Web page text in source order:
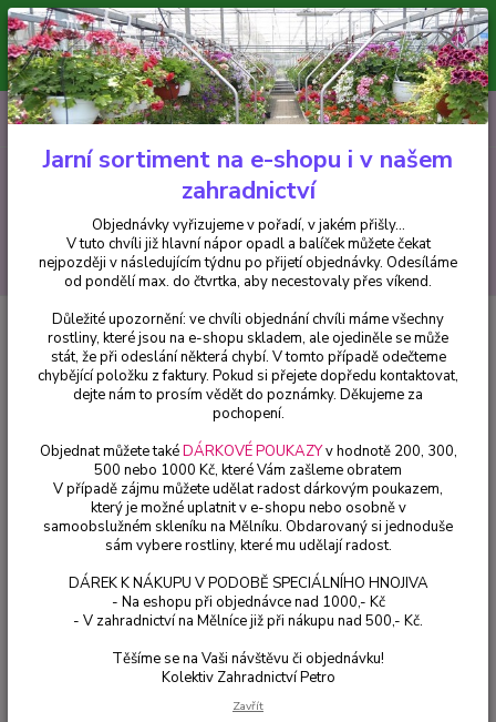
Minimální hodnota pro odeslání z e-shopu je 300 Kč.
V tuto chvíli již hlavní nápor objednávek opadl a balíček můžete čekat
nejpozději v následujícím týdnu po přijetí objednávky. Objednávky
vyřizujeme v pořadí, v jakém přišly...
CZK
Hledat
+420 602 223 614 0ks
za0 Kč
Fuchsie Formosissima (Fuchsie) - cena na prodejně
Formosissima (Fuchsie) - cena na
prodejně
Jarní sortiment na e-shopu i v našem
zahradnictví
Objednávky vyřizujeme v pořadí, v jakém přišly...
V tuto chvíli již hlavní nápor opadl a balíček můžete čekat
nejpozději v následujícím týdnu po přijetí objednávky. Odesíláme
od pondělí max. do čtvrtka, aby necestovaly přes víkend.
Důležité upozornění: ve chvíli objednání chvíli máme všechny
rostliny, které jsou na e-shopu skladem, ale ojediněle se může
stát, že při odeslání některá chybí. V tomto případě odečteme
chybějící položku z faktury. Pokud si přejete dopředu kontaktovat,
dejte nám to prosím vědět do poznámky. Děkujeme za
pochopení.
Objednat můžete takéDÁRKOVÉ POUKAZYv hodnotě 200, 300,
500 nebo 1000 Kč, které Vám zašleme obratem
V případě zájmu můžete udělat radost dárkovým poukazem,
který je možné uplatnit v e-shopu nebo osobně v
samoobslužném skleníku na Mělníku. Obdarovaný si jednoduše
sám vybere rostliny, které mu udělají radost.
DÁREK K NÁKUPU V PODOBĚ SPECIÁLNÍHO HNOJIVA
- Na eshopu při objednávce nad 1000,- Kč
- V zahradnictví na Mělníce již při nákupu nad 500,- Kč.
Těšíme se na Vaši návštěvu či objednávku!
Kolektiv Zahradnictví Petro
Zavřít